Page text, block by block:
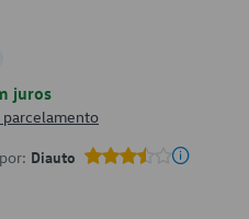
juros
Diauto